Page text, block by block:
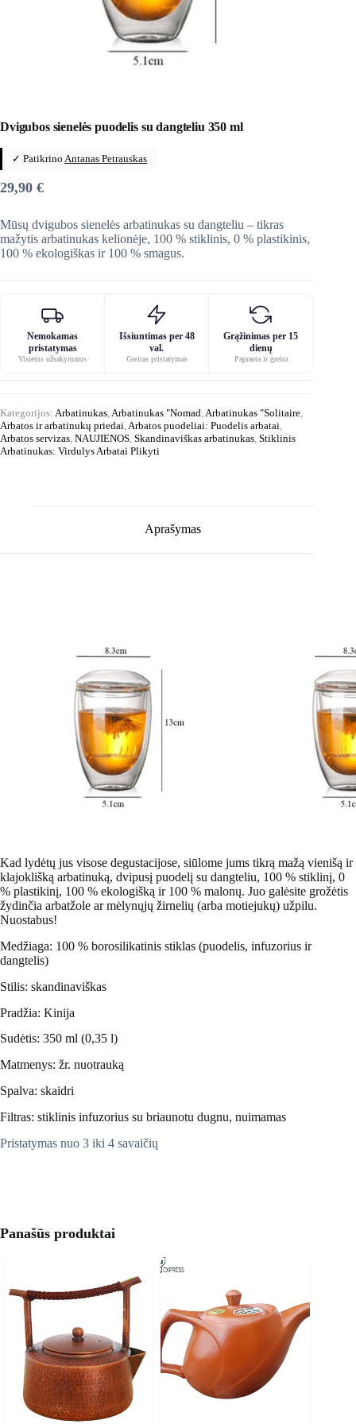
Dvigubos sienelės puodelis su dangteliu 350 ml
✓ Patikrino Antanas Petrauskas
29,90 €
Mūsų dvigubos sienelės arbatinukas su dangteliu – tikras
mažytis arbatinukas kelionėje, 100 % stiklinis, 0 % plastikinis,
100 % ekologiškas ir 100 % smagus.
Nemokamas
pristatymas
Visiems užsakymams
Išsiuntimas per 48
val.
Greitas pristatymas
Grąžinimas per 15
dienų
Paprasta ir greita
Kategorijos: Arbatinukas Arbatinukas "Nomad Arbatinukas "Solitaire
Arbatos ir arbatinukų priedai Arbatos puodeliai: Puodelis arbatai
Arbatos servizas NAUJIENOS Skandinaviškas arbatinukas Stiklinis
Arbatinukas: Virdulys Arbatai Plikyti
Aprašymas
Kad lydėtų jus visose degustacijose, siūlome jums tikrą mažą vienišą ir
klajoklišką arbatinuką, dvipusį puodelį su dangteliu, 100 % stiklinį, 0
% plastikinį, 100 % ekologišką ir 100 % malonų. Juo galėsite grožėtis
žydinčia arbatžole ar mėlynųjų žirnelių (arba motiejukų) užpilu.
Nuostabus!
Medžiaga: 100 % borosilikatinis stiklas (puodelis, infuzorius ir
dangtelis)
Stilis: skandinaviškas
Pradžia: Kinija
Sudėtis: 350 ml (0,35 l)
Matmenys: žr. nuotrauką
Spalva: skaidri
Filtras: stiklinis infuzorius su briaunotu dugnu, nuimamas
Pristatymas nuo 3 iki 4 savaičių
Panašūs produktai